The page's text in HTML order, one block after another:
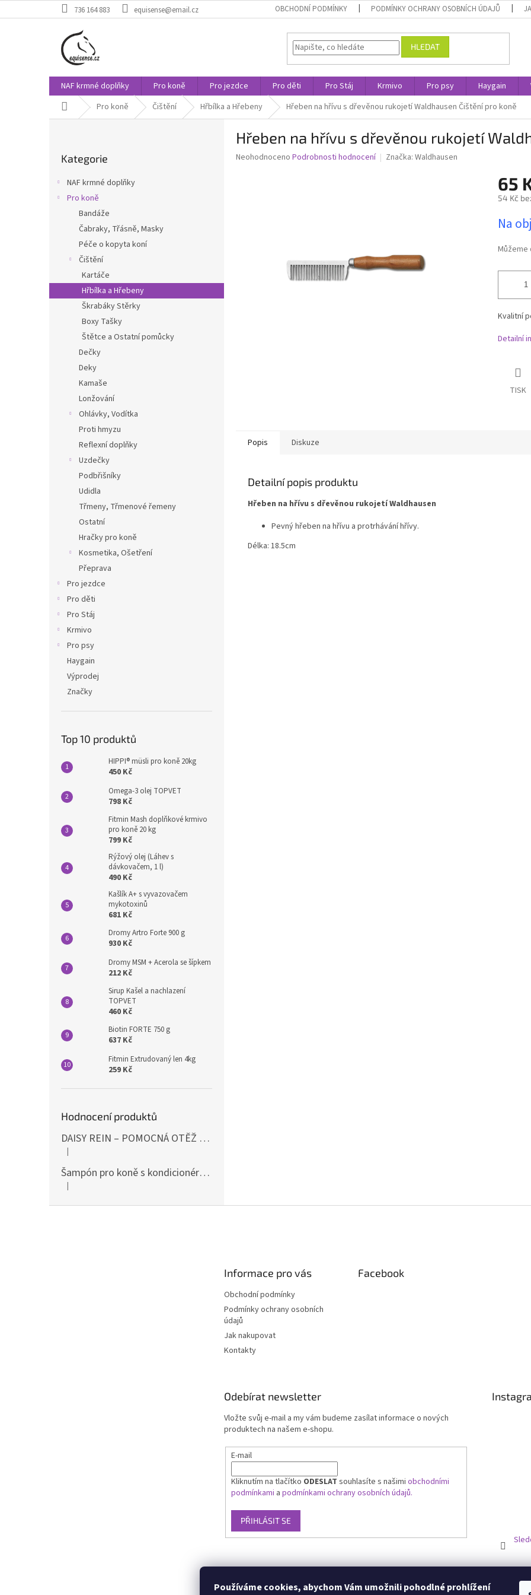
Používáme cookies, abychom Vám umožnili pohodlné prohlížení
na
736 164 883 equisense@email.cz OBCHODNÍ PODMÍNKY PODMÍNKY OCHRANY OSOBNÍCH ÚDAJŮ
HLEDAT
NAF krmné doplňky Pro koně Pro jezdce Pro děti Pro Stáj Krmivo Pro psy Haygain
Domů Pro koně Čištění Hřbílka a Hřebeny Hřeben na hřívu s dřevěnou rukojetí Waldhausen Čištění pro koně
e
l
kategorie
Kategorie
NAF krmné doplňky
Pro koně
Bandáže
Čabraky, Třásně, Masky
Péče o kopyta koní
Čištění
Kartáče
Hřbílka a Hřebeny
Škrabáky Stěrky
Boxy Tašky
Štětce a Ostatní pomůcky
Dečky
Deky
Kamaše
Lonžování
Ohlávky, Vodítka
Proti hmyzu
Reflexní doplňky
Uzdečky
Podbřišníky
Udidla
Třmeny, Třmenové řemeny
Ostatní
Hračky pro koně
Kosmetika, Ošetření
Přeprava
Pro jezdce
Pro děti
Pro Stáj
Krmivo
Pro psy
Haygain
Výprodej
Značky
Top 10 produktů
HIPPI® müsli pro koně 20kg
450 Kč
Omega-3 olej TOPVET
798 Kč
Fitmin Mash doplňkové krmivo
pro koně 20 kg
799 Kč
Rýžový olej (Láhev s
dávkovačem, 1 l)
490 Kč
Kašlík A+ s vyvazovačem
mykotoxinů
681 Kč
Dromy Artro Forte 900 g
930 Kč
Dromy MSM + Acerola se šípkem
212 Kč
Sirup Kašel a nachlazení
TOPVET
460 Kč
Biotin FORTE 750 g
637 Kč
Fitmin Extrudovaný len 4kg
259 Kč
Hodnocení produktů
DAISY REIN – POMOCNÁ OTĚŽ PROTI STAHOVÁNÍ HLAVY DOLŮ ČERNÁ SHIRES
Hodnocení produktu je 5 z 5 hvězdiček.
|
Šampón pro koně s kondicionérem 500ml Waldhausen
Hodnocení produktu je 5 z 5 hvězdiček.
|
Hřeben na hřívu s dřevěnou rukojetí
Průměrné
Neohodnoceno Podrobnosti hodnocení Značka: Waldhausen
65
54 Kč
cena:
Na
Můžeme
Kvalitní
Detailní
TISK
Popis Diskuze
Detailní popis produktu
Hřeben na hřívu s dřevěnou rukojetí Waldhausen
Pevný hřeben na hřívu a protrhávání hřívy.
Délka: 18.5cm
Informace pro vás
Obchodní podmínky
Podmínky ochrany osobních
údajů
Jak nakupovat
Kontakty
Facebook
Odebírat newsletter
Vložte svůj e-mail a my vám budeme zasílat informace o nových
produktech na našem e-shopu.
E-mail
Kliknutím na tlačítko ODESLAT souhlasíte s našimi obchodními
podmínkami a podmínkami ochrany osobních údajů.
PŘIHLÁSIT SE